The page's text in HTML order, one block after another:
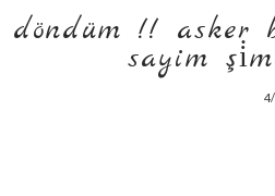
döndüm !! asker